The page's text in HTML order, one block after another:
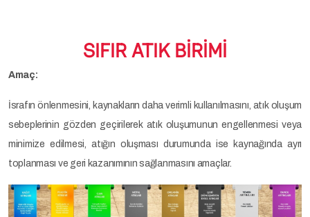
SIFIR ATIK BİRİMİ
Amaç:
İsrafın önlenmesini, kaynakların daha verimli kullanılmasını, atık oluşum
sebeplerinin gözden geçirilerek atık oluşumunun engellenmesi veya
minimize edilmesi, atığın oluşması durumunda ise kaynağında ayrı
toplanması ve geri kazanımının sağlanmasını amaçlar.